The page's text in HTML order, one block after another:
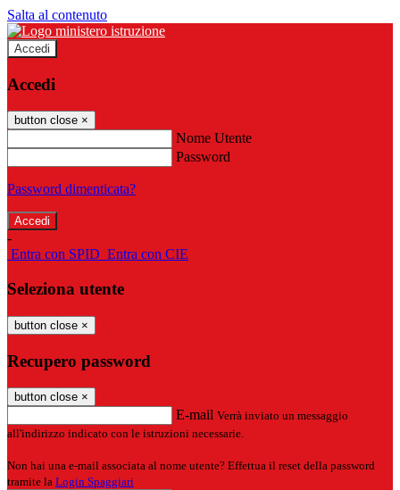
Salta al contenuto
Accedi
Accedi
button close ×
Nome Utente
Password
Password dimenticata?
-
Entra con SPID Entra con CIE
Seleziona utente
button close ×
Recupero password
button close ×
E-mail Verrà inviato un messaggio
all'indirizzo indicato con le istruzioni necessarie.
Non hai una e-mail associata al nome utente? Effettua il reset della password
tramite la Login Spaggiari